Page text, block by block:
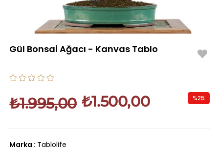
Gül Bonsai Ağacı - Kanvas Tablo
₺1.995,00 ₺1.500,00 %25
Marka : Tablolife